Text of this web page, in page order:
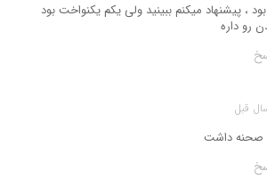
بود ، پیشنهاد میکنم ببینید ولی یکم یکنواخت بود
رو داره
صحنه داشت